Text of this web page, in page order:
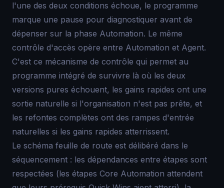
l'une des deux conditions échoue, le programme
marque une pause pour diagnostiquer avant de
dépenser sur la phase Automation. Le même
contrôle d'accès opère entre Automation et Agent.
C'est ce mécanisme de contrôle qui permet au
programme intégré de survivre là où les deux
versions pures échouent, les gains rapides ont une
sortie naturelle si l'organisation n'est pas prête, et
les refontes complètes ont des rampes d'entrée
naturelles si les gains rapides atterrissent.
Le schéma feuille de route est délibéré dans le
séquencement : les dépendances entre étapes sont
respectées (les étapes Core Automation attendent